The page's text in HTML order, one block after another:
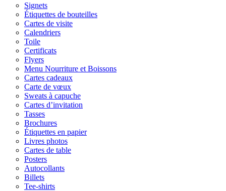
Signets
Étiquettes de bouteilles
Cartes de visite
Calendriers
Toile
Certificats
Flyers
Menu Nourriture et Boissons
Cartes cadeaux
Carte de vœux
Sweats à capuche
Cartes d’invitation
Tasses
Brochures
Étiquettes en papier
Livres photos
Cartes de table
Posters
Autocollants
Billets
Tee-shirts